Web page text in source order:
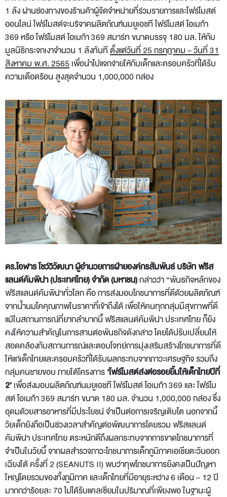
1 ลัง ผ่านช่องทางของร้านค้าผู้จัดจำหน่ายที่ร่วมรายการและโฟร์โมสต์
ออนไลน์ โฟร์โมสต์จะบริจาคผลิตภัณฑ์นมยูเอชที โฟร์โมสต์ โอเมก้า
369 หรือ โฟร์โมสต์ โอเมก้า 369 สมาร์ท ขนาดบรรจุ 180 มล. ให้กับ
มูลนิธิกระจกเงาจำนวน 1 ลังทันที ตั้งแต่วันที่ 25กรกฎาคม – วันที่31
สิงหาคม พ.ศ.2565เพื่อนำไปแจกจ่ายให้กับเด็กและครอบครัวที่ได้รับ
ความเดือดร้อน สูงสุดจำนวน 1,000,000 กล่อง
ดร.โอฬาร โชว์วิวัฒนา ผู้อำนวยการฝ่ายองค์กรสัมพันธ์ บริษัท ฟรีส
แลนด์คัมพิน่า (ประเทศไทย) จำกัด (มหาชน)กล่าวว่า “พันธกิจหลักของ
ฟรีสแลนด์คัมพิน่าทั่วโลก คือ การส่งมอบโภชนาการที่ดีด้วยผลิตภัณฑ์
จากน้ำนมโคคุณภาพในราคาที่เข้าถึงได้ เพื่อให้คนทุกกลุ่มมีสุขภาพที่ดี
แม้ในสถานการณ์ที่ยากลำบากนี้ ฟรีสแลนด์คัมพิน่า ประเทศไทย ก็ยัง
คงให้ความสำคัญในการสานต่อพันธกิจดังกล่าว โดยได้ปรับเปลี่ยนให้
สอดคล้องกับสถานการณ์และตอบโจทย์การมุ่งเสริมสร้างโภชนาการที่ดี
ให้แก่เด็กไทยและครอบครัวที่ได้รับผลกระทบจากภาวะเศรษฐกิจ รวมถึง
กลุ่มคนชายขอบ ภายใต้โครงการ‘โฟร์โมสต์ส่งต่อรอยยิ้มให้เด็กไทยปีที่
2’เพื่อส่งมอบผลิตภัณฑ์นมยูเอชที โฟร์โมสต์ โอเมก้า 369 และ โฟร์โม
สต์ โอเมก้า 369 สมาร์ท ขนาด 180 มล. จำนวน 1,000,000 กล่อง ซึ่ง
อุดมด้วยสารอาหารที่มีประโยชน์ จำเป็นต่อการเจริญเติบโต นอกจากนี้
วัยเด็กยังถือเป็นช่วงเวลาสำคัญต่อพัฒนาการโดยรวม ฟรีสแลนด์
คัมพิน่า ประเทศไทย ตระหนักดีถึงผลกระทบจากการขาดโภชนาการที่
จำเป็นในวัยนี้ จากผลสำรวจภาวะโภชนาการเด็กภูมิภาคเอเชียตะวันออก
เฉียงใต้ ครั้งที่ 2 (SEANUTS II) พบว่าทุพโภชนาการยังคงเป็นปัญหา
ใหญ่โดยรวมของทั้งภูมิภาค และเด็กไทยที่มีอายุระหว่าง 6 เดือน – 12 ปี
มากกว่าร้อยละ 70 ไม่ได้รับแคลเซียมในปริมาณที่เพียงพอ ในฐานะผู้